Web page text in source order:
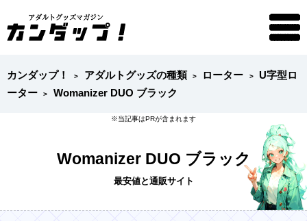
カンダップ！ アダルトグッズの種類 ローター
U字型ロ
ーター
Womanizer DUO ブラック
Womanizer DUO ブラック
最安値と通販サイト